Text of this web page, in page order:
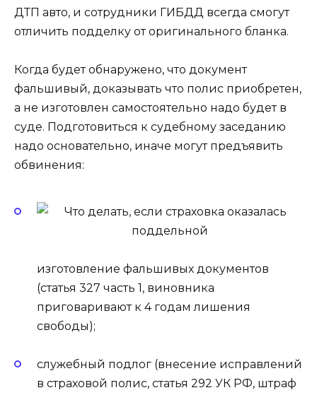
ДТП авто, и сотрудники ГИБДД всегда смогут
отличить подделку от оригинального бланка.
Когда будет обнаружено, что документ
фальшивый, доказывать что полис приобретен,
а не изготовлен самостоятельно надо будет в
суде. Подготовиться к судебному заседанию
надо основательно, иначе могут предъявить
обвинения:
изготовление фальшивых документов
(статья 327 часть 1, виновника
приговаривают к 4 годам лишения
свободы);
служебный подлог (внесение исправлений
в страховой полис, статья 292 УК РФ, штраф